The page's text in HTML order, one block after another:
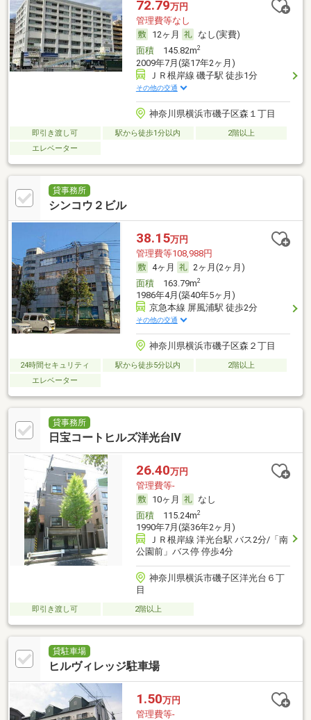
72.79万円
管理費等なし
12ヶ月
なし(実費)
面積145.82m2
2009年7月(築17年2ヶ月)
ＪＲ根岸線 磯子駅 徒歩1分
その他の交通
神奈川県横浜市磯子区森１丁目
即引き渡し可 駅から徒歩1分以内
2階以上
エレベーター
貸事務所
シンコウ２ビル
38.15万円
管理費等108,988円
4ヶ月
2ヶ月(2ヶ月)
面積163.79m2
1986年4月(築40年5ヶ月)
京急本線 屏風浦駅 徒歩2分
その他の交通
神奈川県横浜市磯子区森２丁目
24時間セキュリティ 駅から徒歩5分以内
2階以上
エレベーター
貸事務所
日宝コートヒルズ洋光台Ⅳ
26.40万円
管理費等-
10ヶ月
なし
面積115.24m2
1990年7月(築36年2ヶ月)
ＪＲ根岸線 洋光台駅 バス2分/「南
公園前」バス停 停歩4分
神奈川県横浜市磯子区洋光台６丁
目
即引き渡し可 2階以上
貸駐車場
ヒルヴィレッジ駐車場
1.50万円
管理費等-